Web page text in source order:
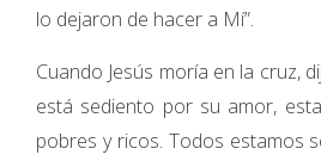
lo dejaron de hacer a Mí”.
Cuando Jesús moría en la cruz,
está sediento por su amor,
pobres y ricos. Todos estamos